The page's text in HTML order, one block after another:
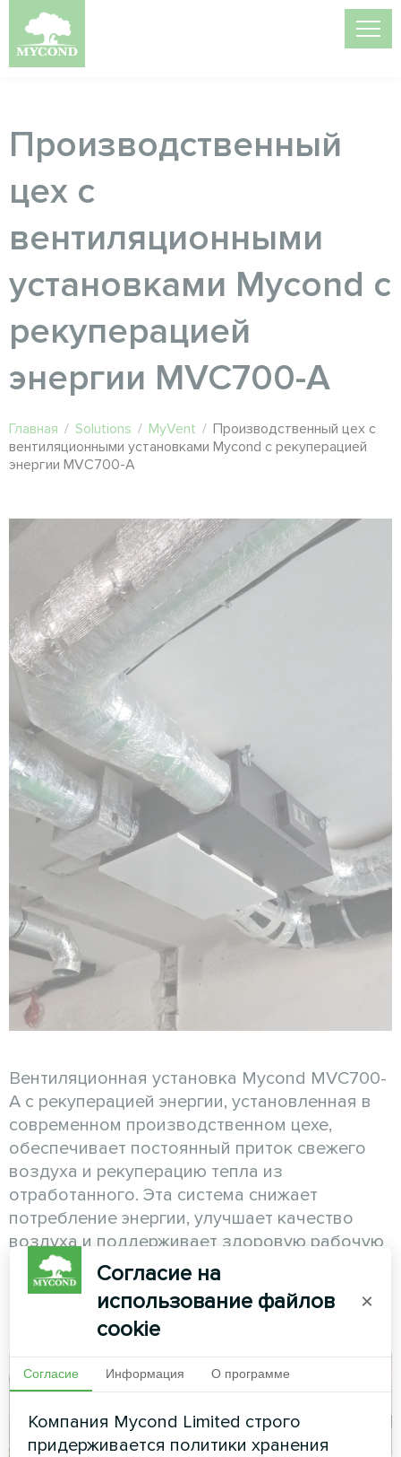
Производственный
цех с
вентиляционными
установками Mycond с
рекуперацией
энергии MVC700-A
Главная / Solutions / MyVent / Производственный цех с
вентиляционными установками Mycond с рекуперацией
энергии MVC700-A
Вентиляционная установка Mycond MVC700-
A с рекуперацией энергии, установленная в
современном производственном цехе,
обеспечивает постоянный приток свежего
воздуха и рекуперацию тепла из
отработанного. Эта система снижает
потребление энергии, улучшает качество
воздуха и поддерживает здоровую рабочую
среду на промышленных предприятиях.
См. также
Согласие на
использование файлов
cookie
×
Согласие Информация О программе
Компания Mycond Limited строго
придерживается политики хранения